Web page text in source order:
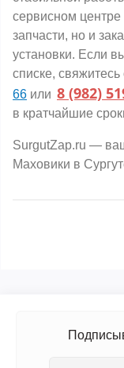
сервисном
запчасти, но и
установки. Если
списке,
66 или 8 (982)
в кратчайшие
SurgutZap.ru —
Маховики в